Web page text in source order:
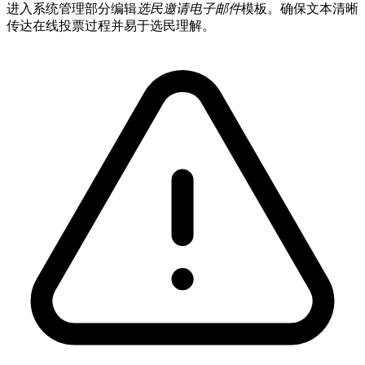
进入系统管理部分编辑选民邀请电子邮件模板。确保文本清晰
传达在线投票过程并易于选民理解。